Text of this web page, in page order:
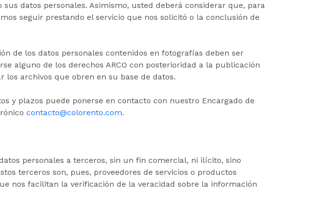
datos personales. Asimismo, usted deberá considerar que, para
seguir prestando el servicio que nos solicitó o la conclusión de
de los datos personales contenidos en fotografías deben ser
alguno de los derechos ARCO con posterioridad a la publicación
los archivos que obren en su base de datos.
y plazos puede ponerse en contacto con nuestro Encargado de
contacto@colorento.com.
personales a terceros, sin un fin comercial, ni ilícito, sino
terceros son, pues, proveedores de servicios o productos
nos facilitan la verificación de la veracidad sobre la información